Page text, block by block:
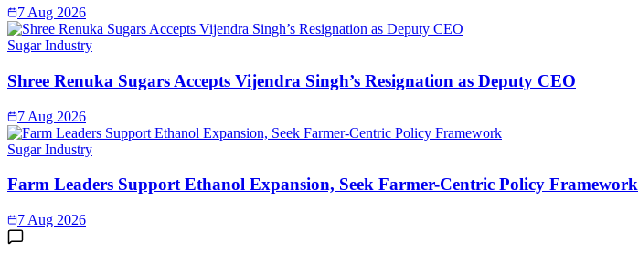
7 Aug 2026
Sugar Industry
Shree Renuka Sugars Accepts Vijendra Singh’s Resignation as Deputy CEO
7 Aug 2026
Sugar Industry
Farm Leaders Support Ethanol Expansion, Seek Farmer-Centric Policy Framework
7 Aug 2026